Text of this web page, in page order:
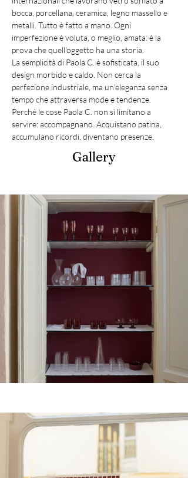
bocca, porcellana, ceramica, legno massello e
metalli. Tutto è fatto a mano. Ogni
imperfezione è voluta, o meglio, amata: è la
prova che quell'oggetto ha una storia.
La semplicità di Paola C. è sofisticata, il suo
design morbido e caldo. Non cerca la
perfezione industriale, ma un'eleganza senza
tempo che attraversa mode e tendenze.
Perché le cose Paola C. non si limitano a
servire: accompagnano. Acquistano patina,
accumulano ricordi, diventano presenze.
Gallery